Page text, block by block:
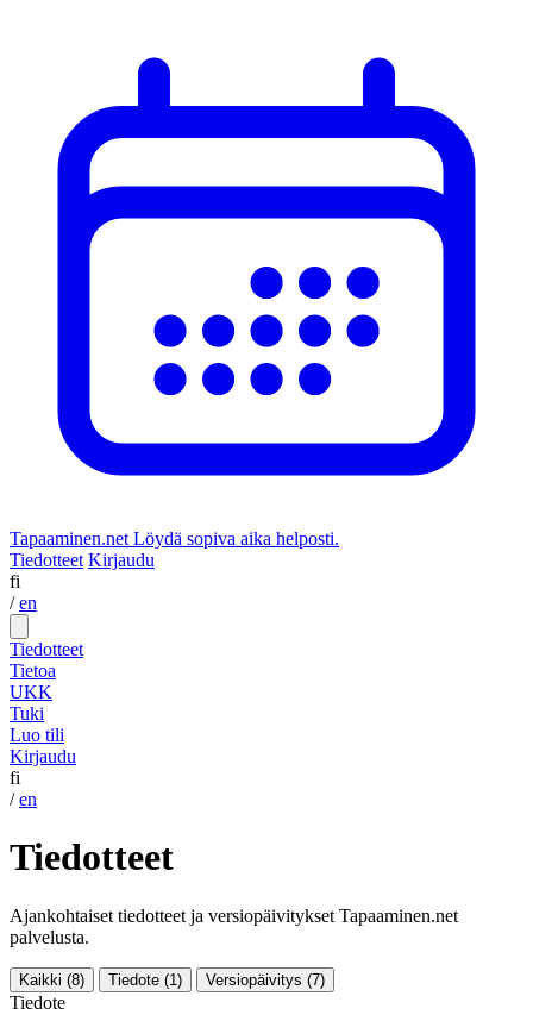
Tapaaminen.net Löydä sopiva aika helposti.
Tiedotteet Kirjaudu
fi
/ en
Tiedotteet
Tietoa
UKK
Tuki
Luo tili
Kirjaudu
fi
/ en
Tiedotteet
Ajankohtaiset tiedotteet ja versiopäivitykset Tapaaminen.net
palvelusta.
Kaikki (8) Tiedote (1) Versiopäivitys (7)
Tiedote